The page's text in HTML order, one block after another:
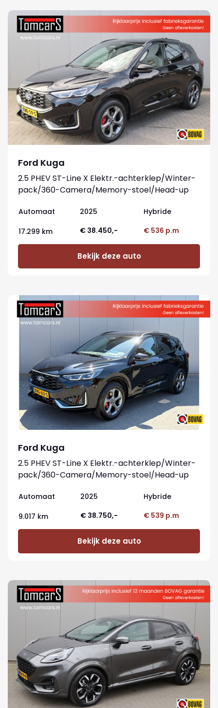
Ford Kuga
2.5 PHEV ST-Line X Elektr.-achterklep/Winter-
pack/360-Camera/Memory-stoel/Head-up
Automaat 2025 Hybride
17.299 km € 38.450,- € 536 p.m
Bekijk deze auto
Ford Kuga
2.5 PHEV ST-Line X Elektr.-achterklep/Winter-
pack/360-Camera/Memory-stoel/Head-up
Automaat 2025 Hybride
9.017 km € 38.750,- € 539 p.m
Bekijk deze auto